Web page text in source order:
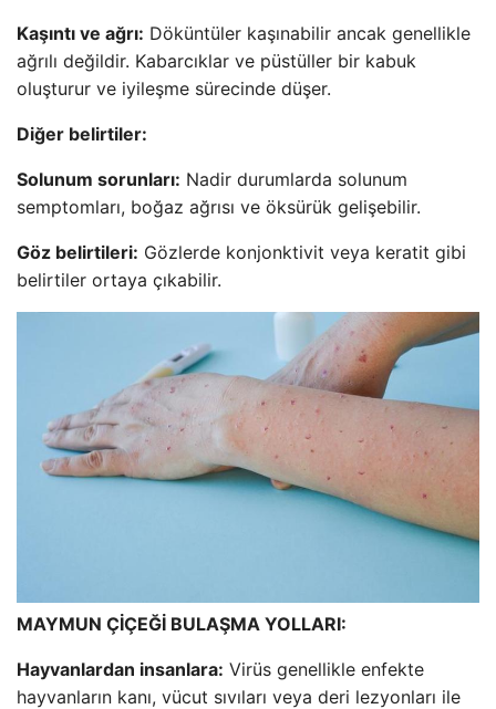
Kaşıntı ve ağrı: Döküntüler kaşınabilir ancak genellikle
ağrılı değildir. Kabarcıklar ve püstüller bir kabuk
oluşturur ve iyileşme sürecinde düşer.
Diğer belirtiler:
Solunum sorunları: Nadir durumlarda solunum
semptomları, boğaz ağrısı ve öksürük gelişebilir.
Göz belirtileri: Gözlerde konjonktivit veya keratit gibi
belirtiler ortaya çıkabilir.
MAYMUN ÇİÇEĞİ BULAŞMA YOLLARI:
Hayvanlardan insanlara: Virüs genellikle enfekte
hayvanların kanı, vücut sıvıları veya deri lezyonları ile